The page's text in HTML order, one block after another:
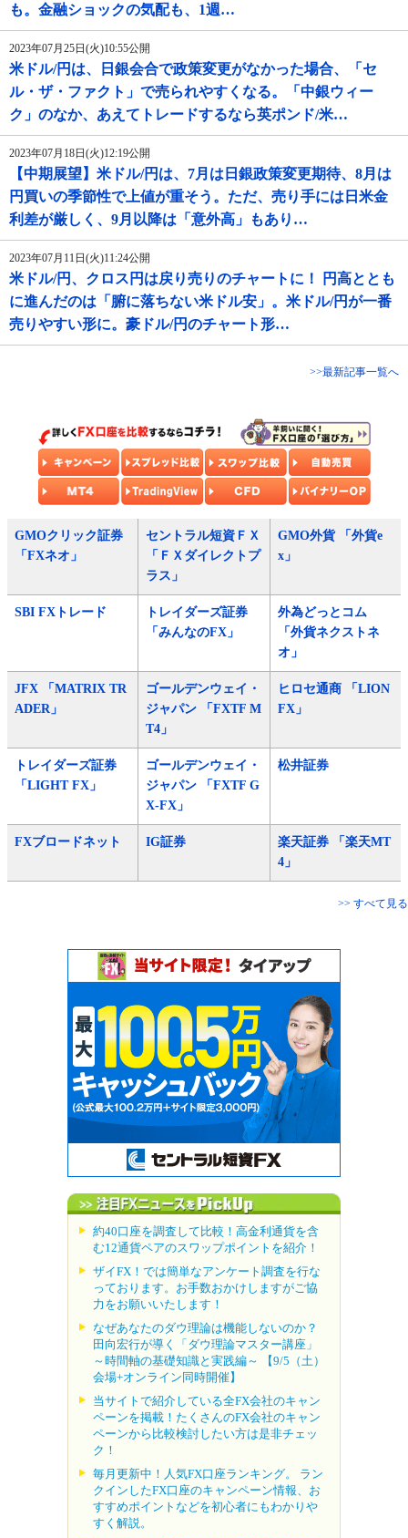
も。金融ショックの気配も、1週…
2023年07月25日(火)10:55公開
米ドル/円は、日銀会合で政策変更がなかった場合、「セ
ル・ザ・ファクト」で売られやすくなる。「中銀ウィー
ク」のなか、あえてトレードするなら英ポンド/米…
2023年07月18日(火)12:19公開
【中期展望】米ドル/円は、7月は日銀政策変更期待、8月は
円買いの季節性で上値が重そう。ただ、売り手には日米金
利差が厳しく、9月以降は「意外高」もあり…
2023年07月11日(火)11:24公開
米ドル/円、クロス円は戻り売りのチャートに！ 円高ととも
に進んだのは「腑に落ちない米ドル安」。米ドル/円が一番
売りやすい形に。豪ドル/円のチャート形…
>>最新記事一覧へ
GMOクリック証券
「FXネオ」
セントラル短資ＦＸ
「ＦＸダイレクトプ
ラス」
GMO外貨 「外貨e
x」
SBI FXトレード
トレイダーズ証券
「みんなのFX」
外為どっとコム
「外貨ネクストネ
オ」
JFX 「MATRIX TR
ADER」
ゴールデンウェイ・
ジャパン 「FXTF M
T4」
ヒロセ通商 「LION
FX」
トレイダーズ証券
「LIGHT FX」
ゴールデンウェイ・
ジャパン 「FXTF G
X-FX」
松井証券
FXブロードネット IG証券
楽天証券 「楽天MT
4」
>> すべて見る
約40口座を調査して比較！高金利通貨を含
む12通貨ペアのスワップポイントを紹介！
ザイFX！では簡単なアンケート調査を行な
っております。お手数おかけしますがご協
力をお願いいたします！
なぜあなたのダウ理論は機能しないのか？
田向宏行が導く「ダウ理論マスター講座」
～時間軸の基礎知識と実践編～ 【9/5（土）
会場+オンライン同時開催】
当サイトで紹介している全FX会社のキャン
ペーンを掲載！たくさんのFX会社のキャン
ペーンから比較検討したい方は是非チェッ
ク！
毎月更新中！人気FX口座ランキング。 ラン
クインしたFX口座のキャンペーン情報、お
すすめポイントなどを初心者にもわかりや
すく解説。